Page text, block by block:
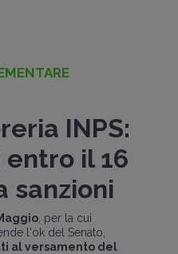
INPS:
il 16
sanzioni
, per la cui
l'ok del Senato,
al versamento del